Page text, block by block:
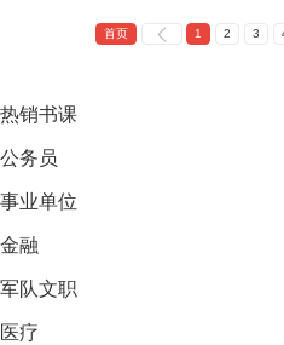
首页 1 2 3
热销书课
公务员
事业单位
金融
军队文职
医疗